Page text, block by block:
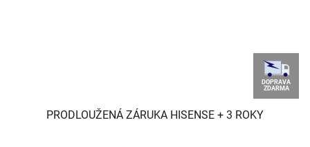
DOPRAVA
ZDARMA
PRODLOUŽENÁ ZÁRUKA HISENSE + 3 ROKY